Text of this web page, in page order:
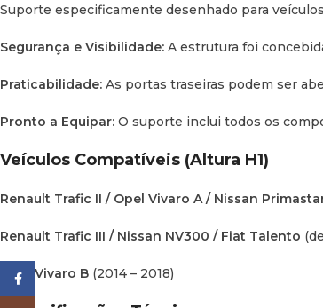
Suporte especificamente desenhado para
Segurança e Visibilidade: A estrutura foi
Praticabilidade: As portas traseiras podem ser
Pronto a Equipar: O suporte inclui todos os
Veículos Compatíveis (Altura H1)
Renault Trafic II / Opel Vivaro A / Nissan
Renault Trafic III / Nissan NV300 / Fiat Talento
Opel Vivaro B (2014 – 2018)
Facebook